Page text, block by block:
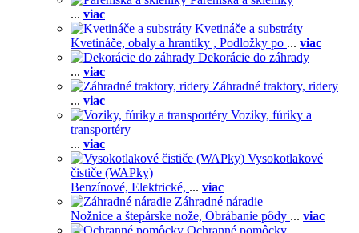
... viac
Kvetináče a substráty
Kvetináče, obaly a hrantíky , Podložky po ... viac
Dekorácie do záhrady
... viac
Záhradné traktory, ridery
... viac
Voziky, fúriky a
transportéry
... viac
Vysokotlakové
čističe (WAPky)
Benzínové, Elektrické, ... viac
Záhradné náradie
Nožnice a štepárske nože, Obrábanie pôdy ... viac
Ochranné pomôcky